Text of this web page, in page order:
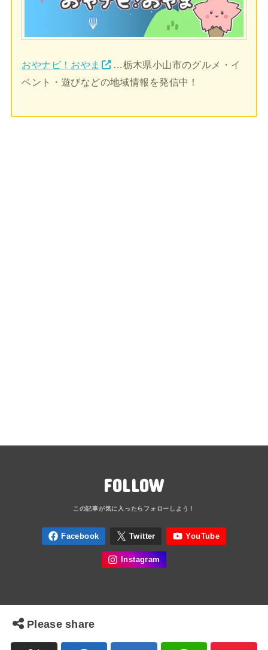
おやナビ！おやま
…栃木県小山市のグルメ・イ
ベント・遊びなどの地域情報を発信中！
FOLLOW
Please share